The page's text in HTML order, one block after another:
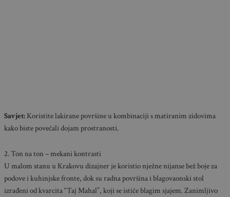
Savjet:Koristite lakirane površine u kombinaciji s matiranim zidovima
kako biste povećali dojam prostranosti.
2. Ton na ton – mekani kontrasti
U malom stanu u Krakovu dizajner je koristio nježne nijanse bež boje za
podove i kuhinjske fronte, dok su radna površina i blagovaonski stol
izrađeni od kvarcita “Taj Mahal”, koji se ističe blagim sjajem. Zanimljivo